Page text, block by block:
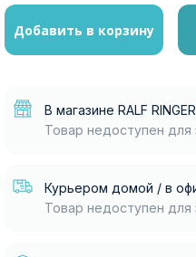
Добавить в корзину
В магазине RALF RINGER
Товар недоступен для
Курьером домой / в
Товар недоступен для